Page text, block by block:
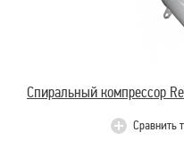
Спиральный компрессор
Сравнить